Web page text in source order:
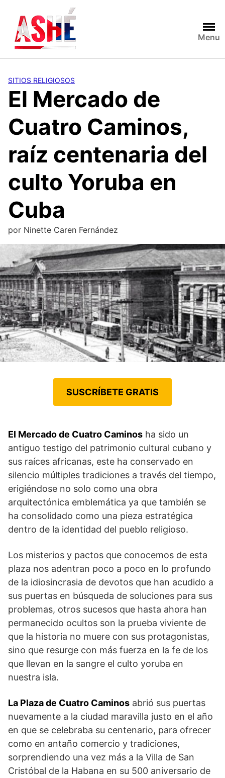
contenido
Menu
SITIOS RELIGIOSOS
El Mercado de
Cuatro Caminos,
raíz centenaria del
culto Yoruba en
Cuba
por Ninette Caren Fernández
SUSCRÍBETE GRATIS
El Mercado de Cuatro Caminos ha sido un
antiguo testigo del patrimonio cultural cubano y
sus raíces africanas, este ha conservado en
silencio múltiples tradiciones a través del tiempo,
erigiéndose no solo como una obra
arquitectónica emblemática ya que también se
ha consolidado como una pieza estratégica
dentro de la identidad del pueblo religioso.
Los misterios y pactos que conocemos de esta
plaza nos adentran poco a poco en lo profundo
de la idiosincrasia de devotos que han acudido a
sus puertas en búsqueda de soluciones para sus
problemas, otros sucesos que hasta ahora han
permanecido ocultos son la prueba viviente de
que la historia no muere con sus protagonistas,
sino que resurge con más fuerza en la fe de los
que llevan en la sangre el culto yoruba en
nuestra isla.
La Plaza de Cuatro Caminos abrió sus puertas
nuevamente a la ciudad maravilla justo en el año
en que se celebraba su centenario, para ofrecer
como en antaño comercio y tradiciones,
sorprendiendo una vez más a la Villa de San
Cristóbal de la Habana en su 500 aniversario de